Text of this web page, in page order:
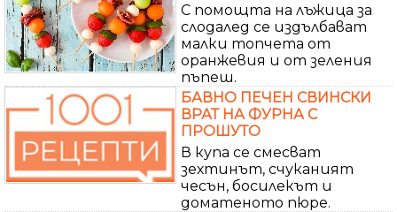
С помощта на лъжица за
слодалед се издълбават
малки топчета от
оранжевия и от зеления
пъпеш.
БАВНО ПЕЧЕН СВИНСКИ
ВРАТ НА ФУРНА С
ПРОШУТО
В купа се смесват
зехтинът, счуканият
чесън, босилекът и
доматеното пюре.